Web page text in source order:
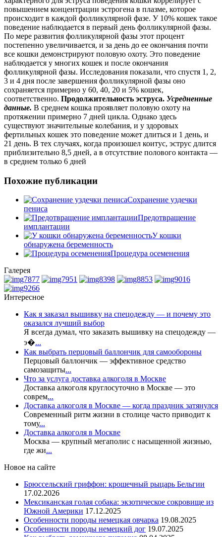
повышением концентрации эстрогена в плазме, которое
происходит в каждой фолликулярной фазе. У 10% кошек такое
поведение наблюдается в первый день фолликулярной фазы.
По мере развития фолликулярной фазы этот процент
постепенно увеличивается, и за день до ее окончания почти
все кошки демонстрируют половую охоту. Это поведение
наблюдается у многих кошек и после окончания
фолликулярной фазы. Исследования показали, что спустя 1, 2,
3 и 4 дня после завершения фолликулярной фазы оно
сохраняется примерно у 60, 40, 20 и 5% кошек,
соответственно. Продолжительность эструса. Усредненные
данные. В среднем кошка проявляет половую охоту на
протяжении примерно 7 дней цикла. Однако здесь
существуют значительные колебания, и у здоровых
фертильных кошек это поведение может длиться и 1 день, и
21 день. В тех случаях, когда произошел коитус, эструс длится
приблизительно 8,5 дней, а в отсутствие полового контакта —
в среднем только 6 дней
Похожие публикации
Сохранение уздечки
пениса
Предотвращение
имплантации
У кошки
обнаружена беременность
Процедура осеменения
Галерея
Интересное
Как я заказал вышивку на спецодежду — и почему это
оказался лучший выбор
Я всегда думал, что заказать вышивку на спецодежду —
э�...
Как выбрать перцовый баллончик для самообороны
Перцовый баллончик — эффективное средство
самозащиты...
Что за услуга доставка алкоголя в Москве
Доставка алкоголя круглосуточно в Москве — это
соврем...
Доставка алкоголя в Москве — когда праздник затянулся
Современный ритм жизни в столице часто приводит к
тому...
Доставка алкоголя в Москве
Москва — крупный мегаполис с насыщенной жизнью,
где жи...
Новое на сайте
Брюссельский гриффон: крошечный рыцарь Бельгии
17.02.2026
Мексиканская голая собака: экзотическое сокровище из
Южной Америки 17.12.2025
Особенности породы немецкая овчарка 19.08.2025
Особенности породы немецкий дог 19.07.2025